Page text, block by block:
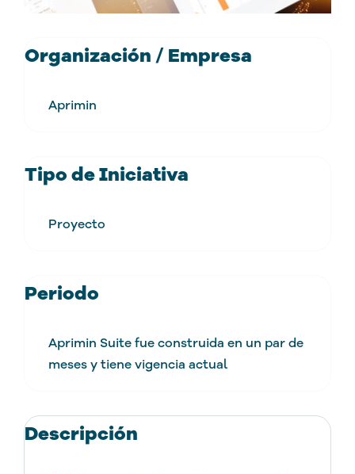
Organización / Empresa
Aprimin
Tipo de Iniciativa
Proyecto
Periodo
Aprimin Suite fue construida en un par de
meses y tiene vigencia actual
Descripción